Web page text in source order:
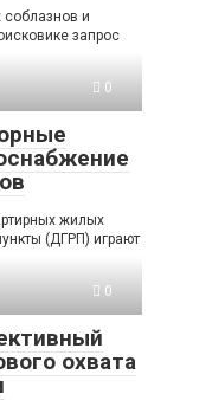
и
запрос
0
жилых
(ДГРП) играют
0
охвата